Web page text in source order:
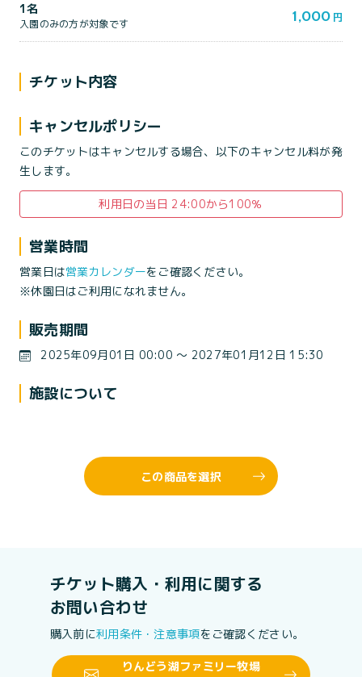
1名
入園のみの方が対象です 1,000 円
チケット内容
キャンセルポリシー
このチケットはキャンセルする場合、以下のキャンセル料が発
生します。
利用日の当日 24:00から100％
営業時間
営業日は営業カレンダーをご確認ください。
※休園日はご利用になれません。
販売期間
2025年09月01日 00:00 〜 2027年01月12日 15:30
施設について
この商品を選択
チケット購入・利用に関する
お問い合わせ
購入前に利用条件・注意事項をご確認ください。
りんどう湖ファミリー牧場